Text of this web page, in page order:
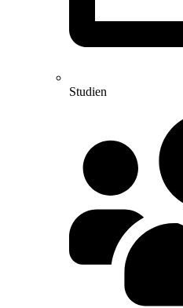
Studien